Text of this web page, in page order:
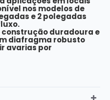
nos modelos de
e 2 polegadas
construção duradoura e
diafragma robusto
avarias por